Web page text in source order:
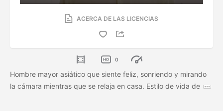
ACERCA DE LAS LICENCIAS
0
Hombre mayor asiático que siente feliz, sonriendo y mirando
la cámara mientras que se relaja en casa. Estilo de vida de